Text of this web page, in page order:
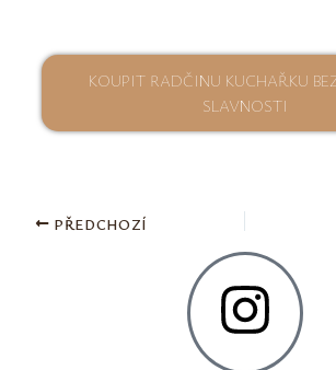
KOUPIT RADČINU KUCHAŘKU
SLAVNOSTI
PŘEDCHOZÍ